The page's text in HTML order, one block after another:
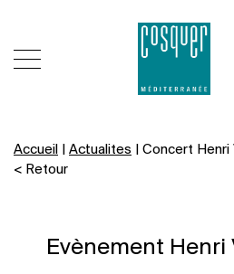
Accueil Actualites
Concert Henri
< Retour
Evènement Henri